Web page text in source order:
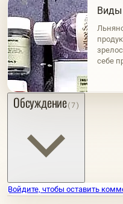
Виды
себе
Обсуждение(7)
Войдите, чтобы оставить